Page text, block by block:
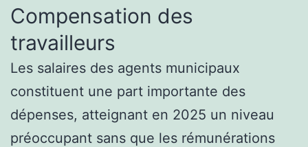
Compensation des
travailleurs
Les salaires des agents municipaux
constituent une part importante des
dépenses, atteignant en 2025 un niveau
préoccupant sans que les rémunérations